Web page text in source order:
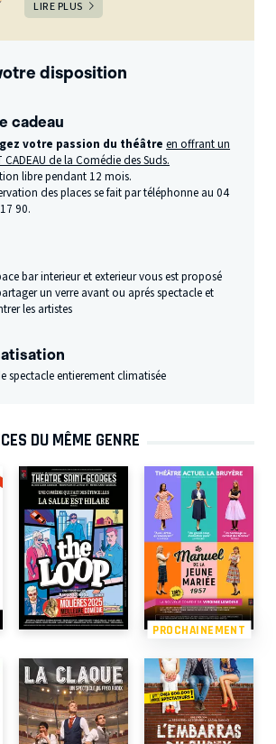
LIRE PLUS
disposition
cadeau
votre passion du théâtre en offrant un
CADEAU de la Comédie des Suds.
libre pendant 12 mois.
des places se fait par téléphonne au 04
90.
bar interieur et exterieur vous est proposé
un verre avant ou aprés spectacle et
les artistes
spectacle entierement climatisée
DU MÊME GENRE
PROCHAINEMENT